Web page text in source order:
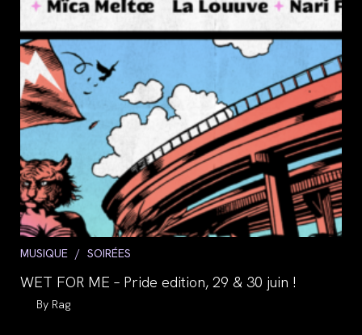
Post
MUSIQUE / SOIRÉES
WET FOR ME – Pride edition, 29 & 30 juin !
Auteur/autrice
Rag